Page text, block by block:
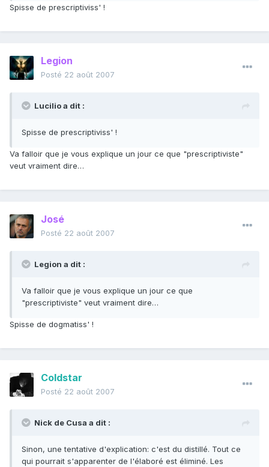
Spisse de prescriptiviss' !
Legion
Posté 22 août 2007
Lucilio a dit :
Spisse de prescriptiviss' !
Va falloir que je vous explique un jour ce que "prescriptiviste"
veut vraiment dire…
José
Posté 22 août 2007
Legion a dit :
Va falloir que je vous explique un jour ce que
"prescriptiviste" veut vraiment dire…
Spisse de dogmatiss' !
Coldstar
Posté 22 août 2007
Nick de Cusa a dit :
Sinon, une tentative d'explication: c'est du distillé. Tout ce
qui pourrait s'apparenter de l'élaboré est éliminé. Les